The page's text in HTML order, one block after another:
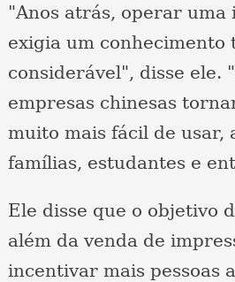
"Anos atrás, operar uma
exigia um conhecimento
considerável", disse ele.
empresas chinesas
muito mais fácil de usar,
famílias, estudantes e
Ele disse que o objetivo
além da venda de
incentivar mais pessoas